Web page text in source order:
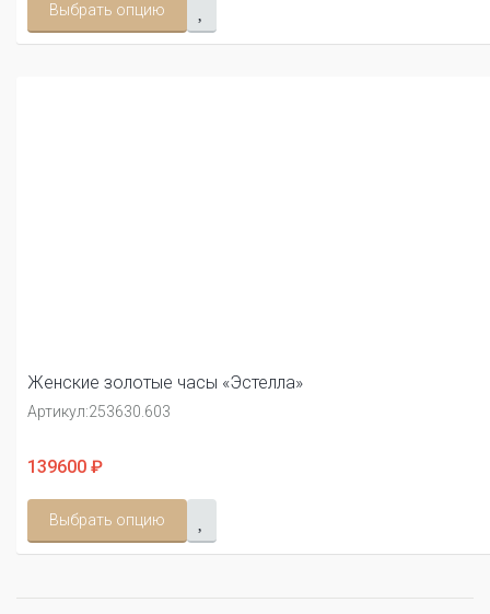
Выбрать опцию
Женские золотые часы «Эстелла»
Артикул:253630.603
139600 ₽
Выбрать опцию